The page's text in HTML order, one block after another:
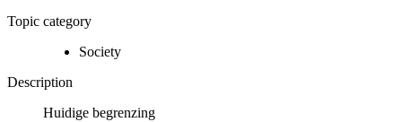
Topic category
Society
Description
Huidige begrenzing